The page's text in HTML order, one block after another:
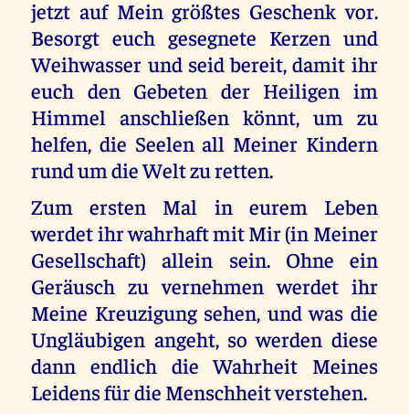
jetzt auf Mein größtes Geschenk vor.
Besorgt euch gesegnete Kerzen und
Weihwasser und seid bereit, damit ihr
euch den Gebeten der Heiligen im
Himmel anschließen könnt, um zu
helfen, die Seelen all Meiner Kindern
rund um die Welt zu retten.
Zum ersten Mal in eurem Leben
werdet ihr wahrhaft mit Mir (in Meiner
Gesellschaft) allein sein. Ohne ein
Geräusch zu vernehmen werdet ihr
Meine Kreuzigung sehen, und was die
Ungläubigen angeht, so werden diese
dann endlich die Wahrheit Meines
Leidens für die Menschheit verstehen.